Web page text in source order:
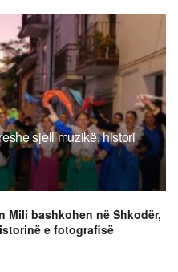
sjell muzikë, histori
Mili bashkohen në Shkodër,
e fotografisë